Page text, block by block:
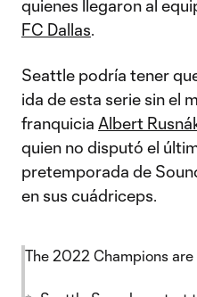
quienes llegaron al
FC Dallas.
Seattle podría tener
ida de esta serie sin el
franquicia Albert
quien no disputó el
pretemporada de
en sus cuádriceps.
The 2022 Champions